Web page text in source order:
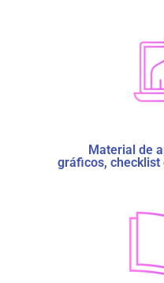
Material de
gráficos,